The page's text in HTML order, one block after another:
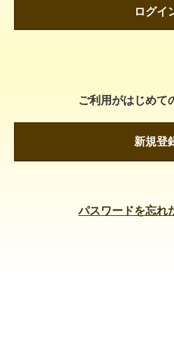
ログイ
ご利用がはじめて
新規登
パスワードを忘れ